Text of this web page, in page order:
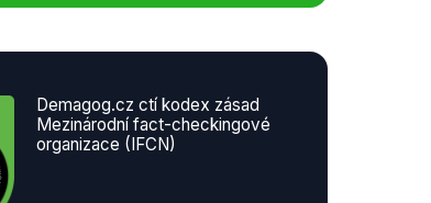
Demagog.cz ctí kodex zásad
Mezinárodní fact-checkingové
organizace (IFCN)